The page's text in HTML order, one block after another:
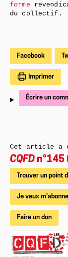
forme
du collectif.
Facebook
Imprimer
Écrire un
Cet article a
CQFD
Trouver un point
Je veux
Faire un don